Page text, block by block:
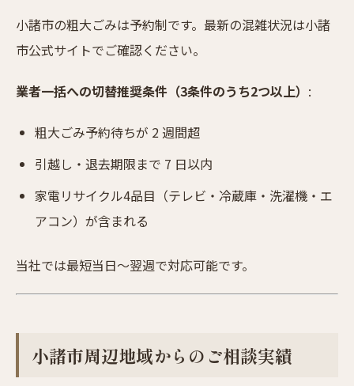
小諸市の粗大ごみは予約制です。最新の混雑状況は小諸
市公式サイトでご確認ください。
業者一括への切替推奨条件（3条件のうち2つ以上） :
粗大ごみ予約待ちが 2 週間超
引越し・退去期限まで 7 日以内
家電リサイクル4品目（テレビ・冷蔵庫・洗濯機・エ
アコン）が含まれる
当社では最短当日〜翌週で対応可能です。
小諸市周辺地域からのご相談実績